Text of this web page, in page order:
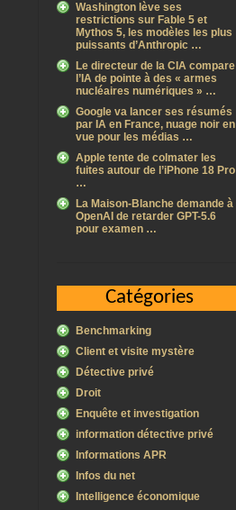
Washington lève ses
restrictions sur Fable 5 et
Mythos 5, les modèles les plus
puissants d’Anthropic …
Le directeur de la CIA compare
l’IA de pointe à des « armes
nucléaires numériques » …
Google va lancer ses résumés
par IA en France, nuage noir en
vue pour les médias …
Apple tente de colmater les
fuites autour de l’iPhone 18 Pro
…
La Maison-Blanche demande à
OpenAI de retarder GPT-5.6
pour examen …
Catégories
Benchmarking
Client et visite mystère
Détective privé
Droit
Enquête et investigation
information détective privé
Informations APR
Infos du net
Intelligence économique